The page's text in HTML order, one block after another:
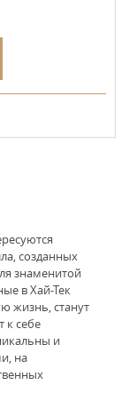
созданных
знаменитой
в Хай-Тек
жизнь, станут
к себе
и
на